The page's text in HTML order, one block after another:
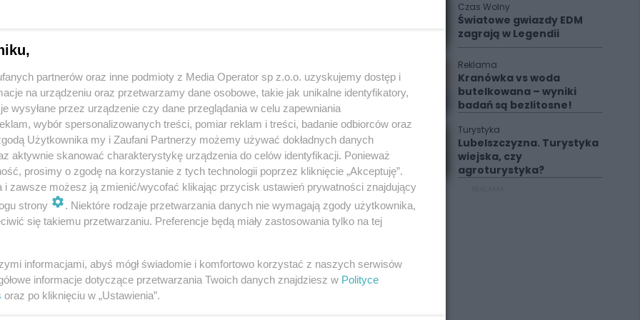
Przed gośćmi wystąpi zespół De Silvers.
wolny.
kolędami. Tak było na przykład we wtorek, 6
Odbyły się tam jasełka pt. "Podróż
z Oddziałami Integracyjnymi nr 17.
Kolęd i Pastorałek.
świętować, za wspólną modlitwę i radosne
Pana Jezusa w Piaśnikach wystąpił
się oczywiście kolędy oraz pastorałki.
Czas Wolny
Światowe gwiazdy EDM
zagrają w Legendii
Reklama
Kranówka vs woda
butelkowana – wyniki
badań są bezlitosne!
Turystyka
Lubelszczyzna. Turystyka
wiejska, czy
agroturystyka?
partnerów oraz inne podmioty z Media Operator sp z.o.o. uzyskujemy dostęp i
na urządzeniu oraz przetwarzamy dane osobowe, takie jak unikalne identyfikatory,
wysyłane przez urządzenie czy dane przeglądania w celu zapewniania
wybór spersonalizowanych treści, pomiar reklam i treści, badanie odbiorców oraz
Użytkownika my i Zaufani Partnerzy możemy używać dokładnych danych
aktywnie skanować charakterystykę urządzenia do celów identyfikacji. Ponieważ
prosimy o zgodę na korzystanie z tych technologii poprzez kliknięcie „Akceptuję”.
i zawsze możesz ją zmienić/wycofać klikając przycisk ustawień prywatności znajdujący
strony
. Niektóre rodzaje przetwarzania danych nie wymagają zgody użytkownika,
się takiemu przetwarzaniu. Preferencje będą miały zastosowania tylko na tej
informacjami, abyś mógł świadomie i komfortowo korzystać z naszych serwisów
informacje dotyczące przetwarzania Twoich danych znajdziesz w Polityce
oraz po kliknięciu w „Ustawienia”.